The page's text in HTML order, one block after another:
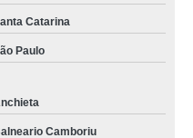
Catarina
Paulo
Camboriu